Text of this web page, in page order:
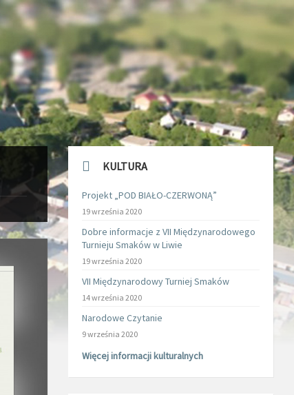
KULTURA
Projekt „POD BIAŁO-CZERWONĄ”
19 września 2020
Dobre informacje z VII Międzynarodowego
Turnieju Smaków w Liwie
19 września 2020
VII Międzynarodowy Turniej Smaków
14 września 2020
Narodowe Czytanie
9 września 2020
Więcej informacji kulturalnych